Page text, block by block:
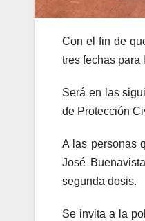
Con el fin de
tres fechas para
Será en las
de Protección
A las personas
José
segunda dosis.
Se invita a la